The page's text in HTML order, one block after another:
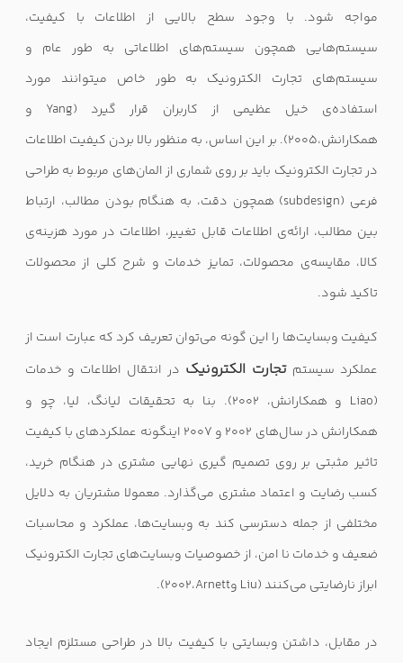
مواجه شود. با وجود سطح بالایی از اطلاعات با کیفیت،
سیستم‌هایی همچون سیستم‌های اطلاعاتی به طور عام و
سیستم‌های تجارت الکترونیک به طور خاص می­توانند مورد
استفاده‌ی خیل عظیمی از کاربران قرار گیرد (Yang و
همکارانش،۲۰۰۵). بر این اساس، به منظور بالا بردن کیفیت اطلاعات
در تجارت الکترونیک باید بر روی شماری از المان‌های مربوط به طراحی
فرعی (subdesign) همچون دقت، به هنگام بودن مطالب، ارتباط
بین مطالب، ارائه‌ی اطلاعات قابل تغییر، اطلاعات در مورد هزینه‌ی
کالا، مقایسه‌ی محصولات، تمایز خدمات و شرح کلی از محصولات
تاکید شود.
کیفیت وبسایت‌ها را این گونه می‌توان تعریف کرد که عبارت است از
عملکرد سیستم تجارت الکترونیک در انتقال اطلاعات و خدمات
(
Liao
و همکارانش، ۲۰۰۲). بنا به تحقیقات لیانگ، لیا، چو و
همکارانش در سال‌های ۲۰۰۲ و ۲۰۰۷ اینگونه عملکردهای با کیفیت
تاثیر مثبتی بر روی تصمیم گیری نهایی مشتری در هنگام خرید،
کسب رضایت و اعتماد مشتری می‌گذارد. معمولا مشتریان به دلایل
مختلفی از جمله دسترسی کند به وبسایت‌ها، عملکرد و محاسبات
ضعیف و خدمات نا امن، از خصوصیات وب­سایت‌های تجارت الکترونیک
ابراز نارضایتی می‌کنند (Liu وArnett،۲۰۰۲).
در مقابل، داشتن وب­سایتی با کیفیت بالا در طراحی مستلزم ایجاد